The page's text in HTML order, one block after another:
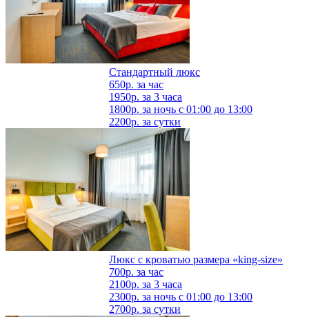
Стандартный люкс
650р. за час
1950р. за 3 часа
1800р. за ночь с 01:00 до 13:00
2200р. за сутки
Люкс с кроватью размера «king-size»
700р. за час
2100р. за 3 часа
2300р. за ночь с 01:00 до 13:00
2700р. за сутки